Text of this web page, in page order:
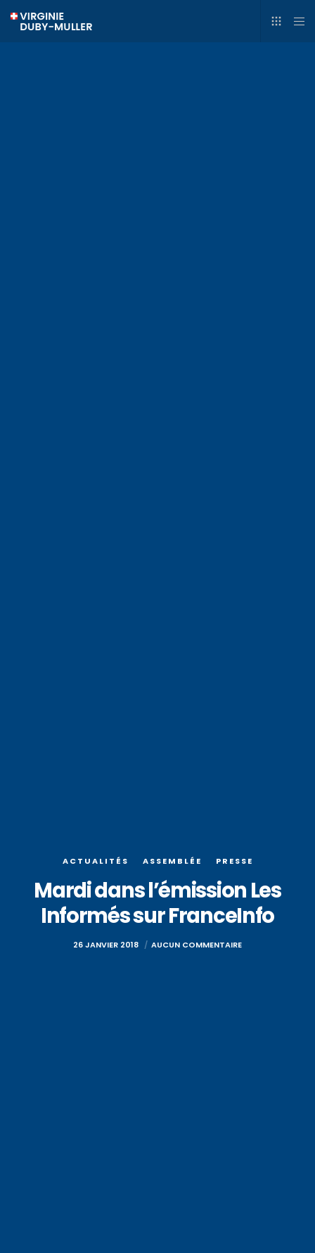
ACTUALITÉS ASSEMBLÉE PRESSE
Mardi dans l’émission Les
Informés sur FranceInfo
26 JANVIER 2018 AUCUN COMMENTAIRE